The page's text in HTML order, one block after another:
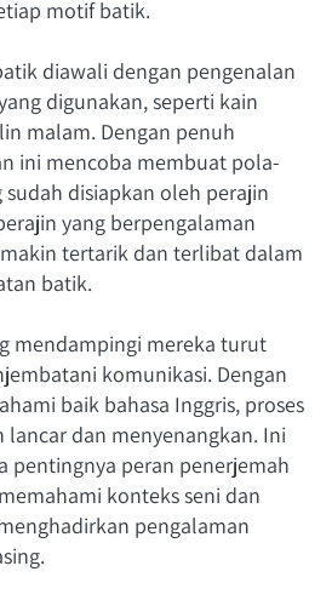
motif batik.
diawali dengan pengenalan
digunakan, seperti kain
malam. Dengan penuh
ini mencoba membuat pola-
sudah disiapkan oleh perajin
yang berpengalaman
tertarik dan terlibat dalam
batik.
mendampingi mereka turut
komunikasi. Dengan
baik bahasa Inggris, proses
dan menyenangkan. Ini
pentingnya peran penerjemah
konteks seni dan
pengalaman